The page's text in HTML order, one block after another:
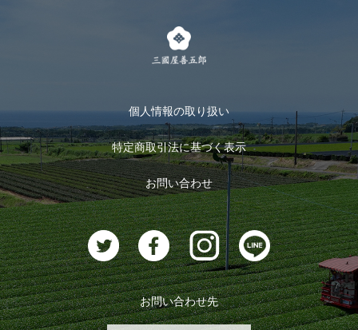
個人情報の取り扱い
特定商取引法に基づく表示
お問い合わせ
お問い合わせ先